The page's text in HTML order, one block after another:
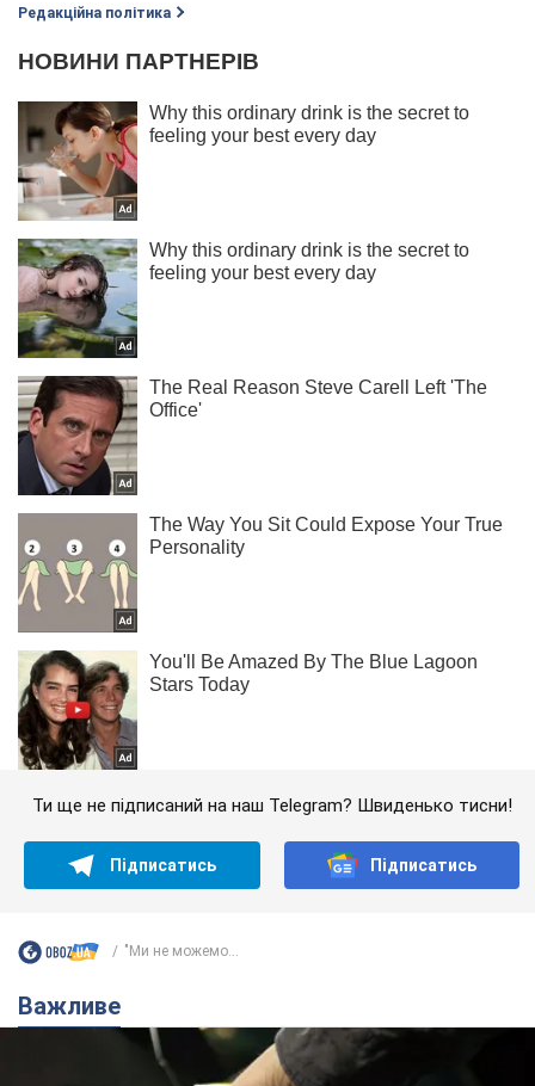
Редакційна політика
Ти ще не підписаний на наш Telegram? Швиденько тисни!
Підписатись Підписатись
"Ми не можемо...
Важливе